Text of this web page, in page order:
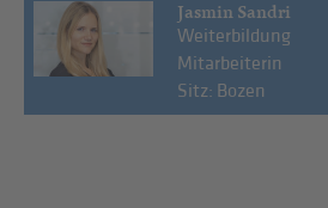
Jasmin Sandri
Weiterbildung
Mitarbeiterin
Sitz: Bozen